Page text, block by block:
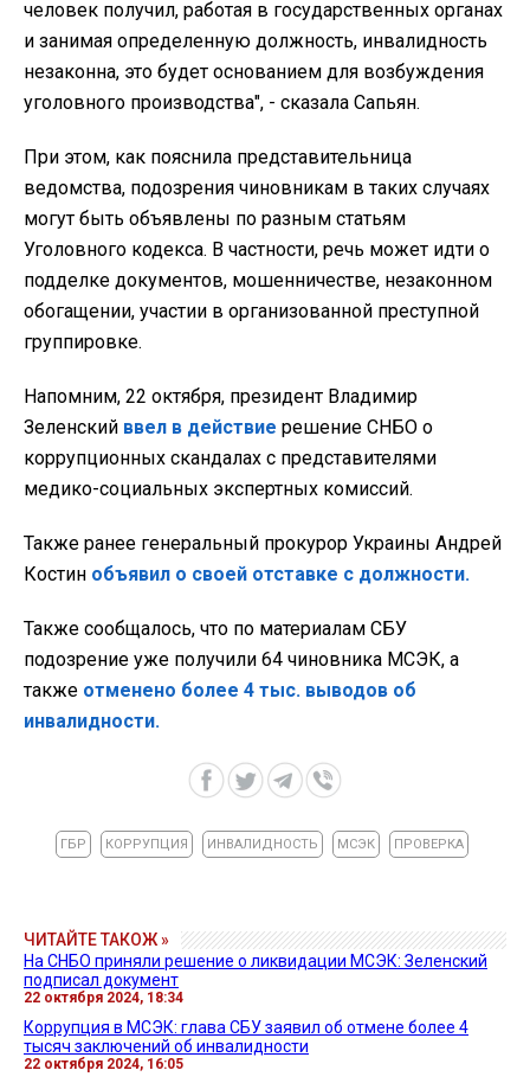
человек получил, работая в государственных органах
и занимая определенную должность, инвалидность
незаконна, это будет основанием для возбуждения
уголовного производства", - сказала Сапьян.
При этом, как пояснила представительница
ведомства, подозрения чиновникам в таких случаях
могут быть объявлены по разным статьям
Уголовного кодекса. В частности, речь может идти о
подделке документов, мошенничестве, незаконном
обогащении, участии в организованной преступной
группировке.
Напомним, 22 октября, президент Владимир
Зеленский ввел в действие решение СНБО о
коррупционных скандалах с представителями
медико-социальных экспертных комиссий.
Также ранее генеральный прокурор Украины Андрей
Костин объявил о своей отставке с должности.
Также сообщалось, что по материалам СБУ
подозрение уже получили 64 чиновника МСЭК, а
также отменено более 4 тыс. выводов об
инвалидности.
ГБР КОРРУПЦИЯ ИНВАЛИДНОСТЬ МСЭК ПРОВЕРКА
ЧИТАЙТЕ ТАКОЖ »
На СНБО приняли решение о ликвидации МСЭК: Зеленский
подписал документ
22 октября 2024, 18:34
Коррупция в МСЭК: глава СБУ заявил об отмене более 4
тысяч заключений об инвалидности
22 октября 2024, 16:05